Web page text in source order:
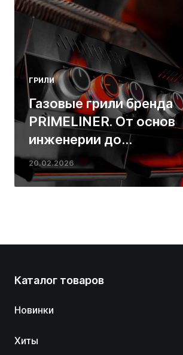
ГРИЛИ
Газовые грили бренда
PRIMELINER. От основ
инженерии до
ресторанных стейков у
вас дома
20.02.2026
Каталог товаров
Новинки
Хиты